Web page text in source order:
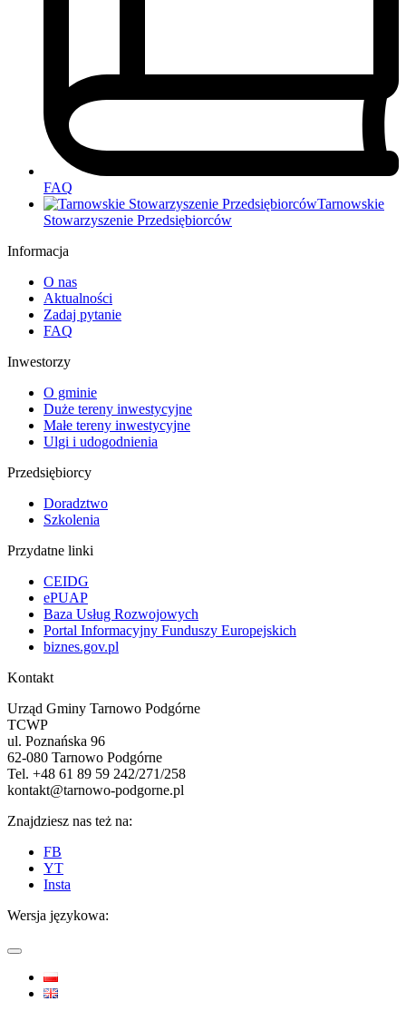
FAQ
Tarnowskie
Stowarzyszenie Przedsiębiorców
Informacja
O nas
Aktualności
Zadaj pytanie
FAQ
Inwestorzy
O gminie
Duże tereny inwestycyjne
Małe tereny inwestycyjne
Ulgi i udogodnienia
Przedsiębiorcy
Doradztwo
Szkolenia
Przydatne linki
CEIDG
ePUAP
Baza Usług Rozwojowych
Portal Informacyjny Funduszy Europejskich
biznes.gov.pl
Kontakt
Urząd Gminy Tarnowo Podgórne
TCWP
ul. Poznańska 96
62-080 Tarnowo Podgórne
Tel. +48 61 89 59 242/271/258
kontakt@tarnowo-podgorne.pl
Znajdziesz nas też na:
FB
YT
Insta
Wersja językowa: